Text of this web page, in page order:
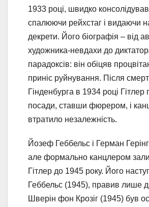
1933 році, швидко
спалюючи рейхстаг і видаючи
декрети. Його біографія – від
художника-невдахи до
парадоксів: він обіцяв
приніс руйнування. Після
Гінденбурга в 1934 році Гітлер
посади, ставши фюрером, і
втратило незалежність.
Йозеф Геббельс і Герман
але формально канцлером
Гітлер до 1945 року. Його
Геббельс (1945), правив лише
Шверін фон Крозіг (1945) був